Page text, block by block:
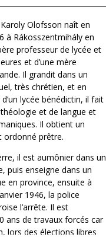
Olofsson naît en
à Rákosszentmihály en
professeur de lycée et
et d’une mère
Il grandit dans un
très chrétien, et en
lycée bénédictin, il fait
et de langue et
Il obtient un
prêtre.
il est aumônier dans un
puis enseigne dans un
en province, ensuite à
1946, la police
l’arrête. Il est
ans de travaux forcés car
lors des élections libres